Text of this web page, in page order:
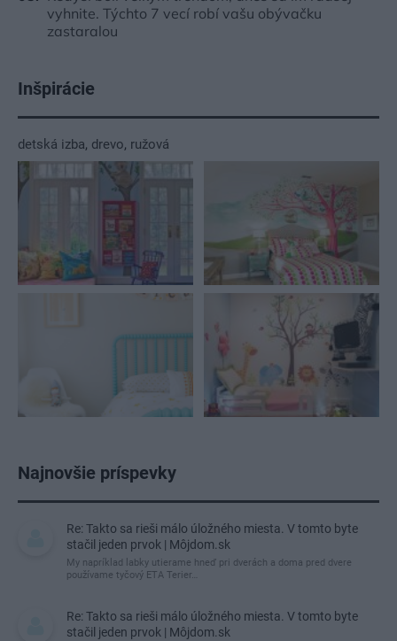
vyhnite. Týchto 7 vecí robí vašu obývačku
zastaralou
Inšpirácie
detská izba, drevo, ružová
Najnovšie príspevky
Re: Takto sa rieši málo úložného miesta. V tomto byte
stačil jeden prvok | Môjdom.sk
My napríklad labky utierame hneď pri dverách a doma pred dvere
používame tyčový ETA Terier…
Re: Takto sa rieši málo úložného miesta. V tomto byte
stačil jeden prvok | Môjdom.sk